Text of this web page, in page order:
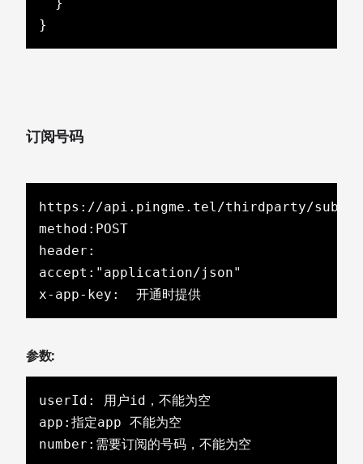
}
订阅号码
https://api.pingme.tel/thirdparty/
method:POST
header:
accept:"application/json"
x-app-key:  开通时提供
参数:
userId: 用户id，不能为空
app:指定app 不能为空
number:需要订阅的号码，不能为空